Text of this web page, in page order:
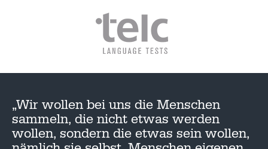
„Wir wollen bei uns die Menschen
sammeln, die nicht etwas werden
wollen, sondern die etwas sein wollen,